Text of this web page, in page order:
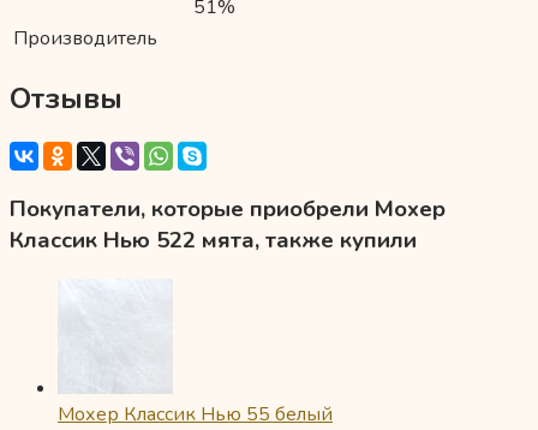
51%
Производитель
Отзывы
Покупатели, которые приобрели Мохер
Классик Нью 522 мята, также купили
Мохер Классик Нью 55 белый